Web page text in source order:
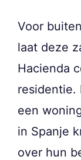
Voor
laat deze
Hacienda
residentie.
een
in Spanje
over hun